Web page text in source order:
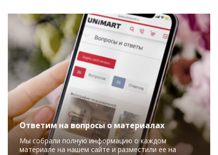
Ответим на вопросы о материалах
Мы собрали полную информацию о каждом
материале на нашем сайте и разместили ее на